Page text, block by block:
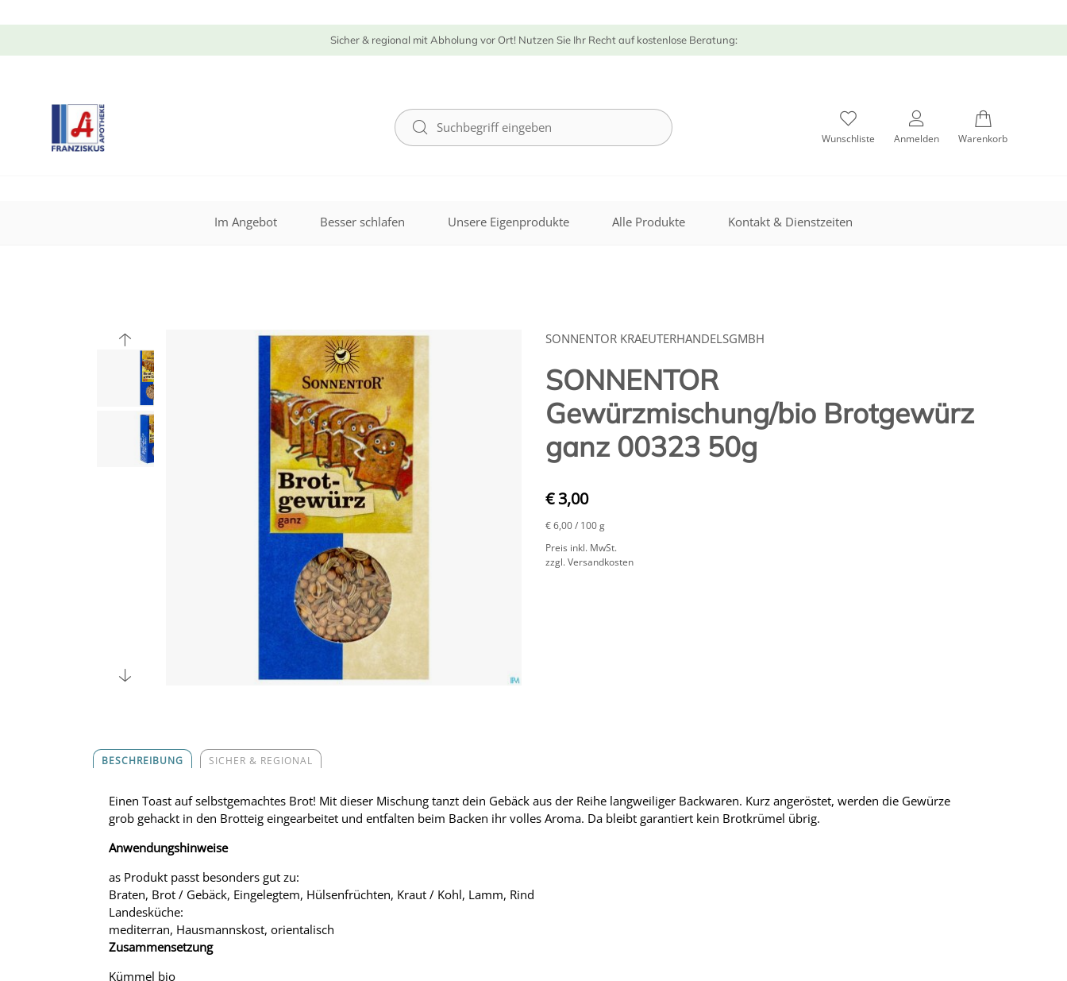
Sicher & regional mit Abholung vor Ort! Nutzen Sie Ihr Recht auf kostenlose Beratung:
Wunschliste Anmelden Warenkorb
Im Angebot Besser schlafen Unsere Eigenprodukte Alle Produkte Kontakt & Dienstzeiten
SONNENTOR KRAEUTERHANDELSGMBH
SONNENTOR
Gewürzmischung/bio Brotgewürz
ganz 00323 50g
€ 3,00
€ 6,00/ 100 g
Preis inkl. MwSt.
zzgl. Versandkosten
BESCHREIBUNG SICHER & REGIONAL
Einen Toast auf selbstgemachtes Brot! Mit dieser Mischung tanzt dein Gebäck aus der Reihe langweiliger Backwaren. Kurz angeröstet, werden die Gewürze
grob gehackt in den Brotteig eingearbeitet und entfalten beim Backen ihr volles Aroma. Da bleibt garantiert kein Brotkrümel übrig.
Anwendungshinweise
as Produkt passt besonders gut zu:
Braten, Brot / Gebäck, Eingelegtem, Hülsenfrüchten, Kraut / Kohl, Lamm, Rind
Landesküche:
mediterran, Hausmannskost, orientalisch
Zusammensetzung
Kümmel bio